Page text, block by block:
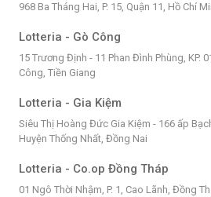
968 Ba Tháng Hai, P. 15, Quận 11, Hồ Chí
Lotteria - Gò Công
15 Trương Định - 11 Phan Đình Phùng, KP.
Công, Tiền Giang
Lotteria - Gia Kiệm
Siêu Thị Hoàng Đức Gia Kiệm - 166 ấp
Huyện Thống Nhất, Đồng Nai
Lotteria - Co.op Đồng Tháp
01 Ngô Thời Nhậm, P. 1, Cao Lãnh, Đồng